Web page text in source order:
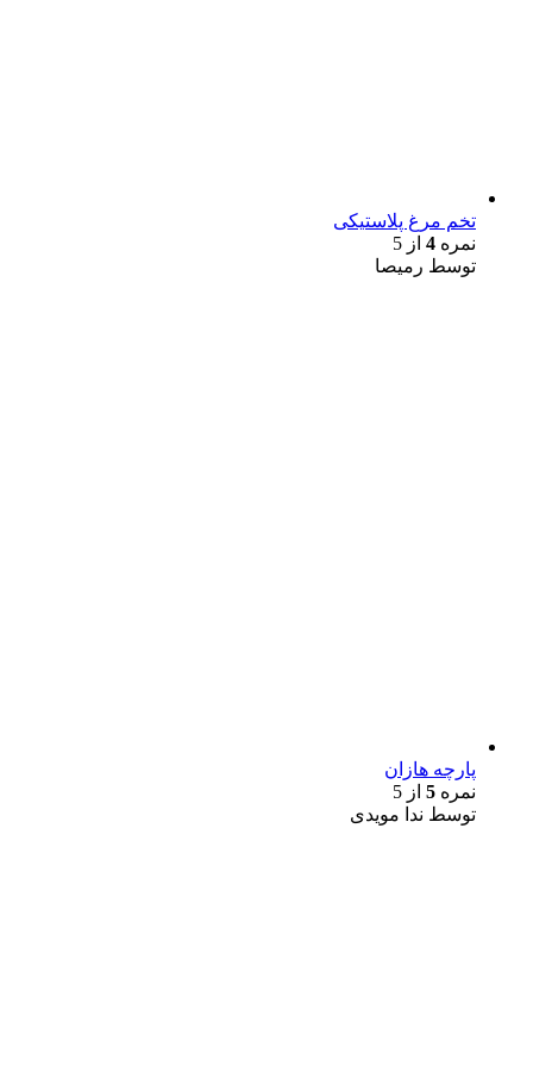
تخم مرغ پلاستیکی
نمره 4 از 5
توسط رمیصا
پارچه هازان
نمره 5 از 5
توسط ندا مویدی